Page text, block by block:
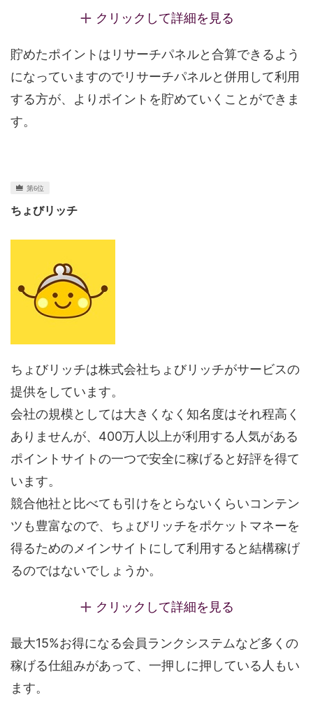
クリックして詳細を見る
貯めたポイントはリサーチパネルと合算できるよう
になっていますのでリサーチパネルと併用して利用
する方が、よりポイントを貯めていくことができま
す。
ちょびリッチ
ちょびリッチは株式会社ちょびリッチがサービスの
提供をしています。
会社の規模としては大きくなく知名度はそれ程高く
ありませんが、400万人以上が利用する人気がある
ポイントサイトの一つで安全に稼げると好評を得て
います。
競合他社と比べても引けをとらないくらいコンテン
ツも豊富なので、ちょびリッチをポケットマネーを
得るためのメインサイトにして利用すると結構稼げ
るのではないでしょうか。
クリックして詳細を見る
最大15%お得になる会員ランクシステムなど多くの
稼げる仕組みがあって、一押しに押している人もい
ます。